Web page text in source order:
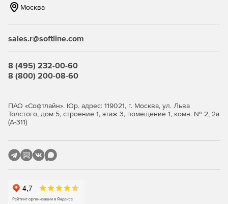
Использование WMI службы для создания TCP/IP
Windows 2003.
Генерация предупреждений об угрозе серверного
Поддержка платформ Windows, Linux, MAC, Solaris, CE,
Pocket PC и Windows Mobile. обеспечивая полную
Москва
sales.r@softline.com
8 (495) 232-00-60
8 (800) 200-08-60
ПАО «Софтлайн». Юр. адрес: 119021, г. Москва, ул. Льва
Толстого, дом 5, строение 1, этаж 3, помещение 1, комн. № 2, 2а
(А-311)